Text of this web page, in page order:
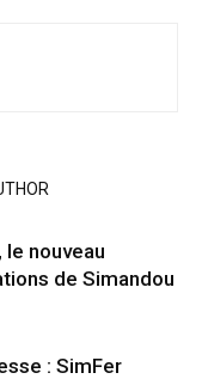
le nouveau
de Simandou
: SimFer